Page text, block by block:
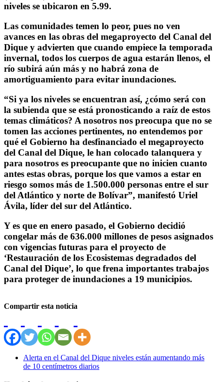
niveles se ubicaron en 5.99.
Las comunidades temen lo peor, pues no ven
avances en las obras del megaproyecto del Canal del
Dique y advierten que cuando empiece la temporada
invernal, todos los cuerpos de agua estarán llenos, el
río subirá aún más y no habrá zona de
amortiguamiento para evitar inundaciones.
“Si ya los niveles se encuentran así, ¿cómo será con
la subienda que se está pronosticando a raíz de estos
temas climáticos? A nosotros nos preocupa que no se
tomen las acciones pertinentes, no entendemos por
qué el Gobierno ha desfinanciado el megaproyecto
del Canal del Dique, le han colocado talanquera y
para nosotros es preocupante que no inicien cuanto
antes estas obras, porque los que vamos a estar en
riesgo somos más de 1.500.000 personas entre el sur
del Atlántico y norte de Bolívar”, manifestó Uriel
Ávila, líder del sur del Atlántico.
Y es que en enero pasado, el Gobierno decidió
congelar más de 636.000 millones de pesos asignados
con vigencias futuras para el proyecto de
‘Restauración de los Ecosistemas degradados del
Canal del Dique’, lo que frena importantes trabajos
para proteger de inundaciones a 19 municipios.
Compartir esta noticia
Alerta en el Canal del Dique niveles están aumentando más
de 10 centímetros diarios